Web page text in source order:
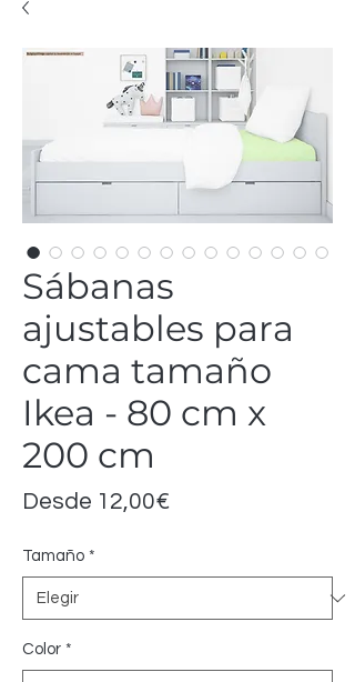
Sábanas
ajustables para
cama tamaño
Ikea - 80 cm x
200 cm
Desde 12,00€
Tamaño *
Color *